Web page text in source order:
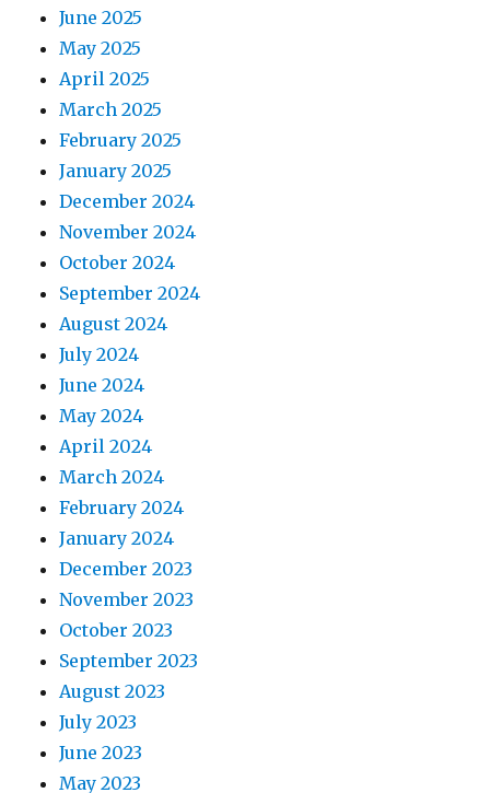
June 2025
May 2025
April 2025
March 2025
February 2025
January 2025
December 2024
November 2024
October 2024
September 2024
August 2024
July 2024
June 2024
May 2024
April 2024
March 2024
February 2024
January 2024
December 2023
November 2023
October 2023
September 2023
August 2023
July 2023
June 2023
May 2023